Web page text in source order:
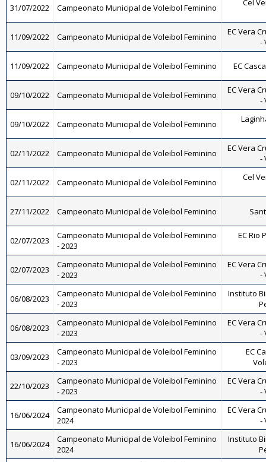
31/07/2022 Campeonato Municipal de Voleibol Feminino Cel
11/09/2022 Campeonato Municipal de Voleibol Feminino
EC Vera
-
11/09/2022 Campeonato Municipal de Voleibol Feminino EC
09/10/2022 Campeonato Municipal de Voleibol Feminino
EC Vera
-
09/10/2022 Campeonato Municipal de Voleibol Feminino
02/11/2022 Campeonato Municipal de Voleibol Feminino
EC Vera
-
02/11/2022 Campeonato Municipal de Voleibol Feminino Cel
27/11/2022 Campeonato Municipal de Voleibol Feminino
02/07/2023
Campeonato Municipal de Voleibol Feminino
- 2023
EC Rio
02/07/2023
Campeonato Municipal de Voleibol Feminino
- 2023
EC Vera
-
06/08/2023
Campeonato Municipal de Voleibol Feminino
- 2023
Instituto
06/08/2023
Campeonato Municipal de Voleibol Feminino
- 2023
EC Vera
-
03/09/2023
Campeonato Municipal de Voleibol Feminino
- 2023
EC
22/10/2023
Campeonato Municipal de Voleibol Feminino
- 2023
EC Vera
-
16/06/2024
Campeonato Municipal de Voleibol Feminino
2024
EC Vera
-
16/06/2024
Campeonato Municipal de Voleibol Feminino
2024
Instituto